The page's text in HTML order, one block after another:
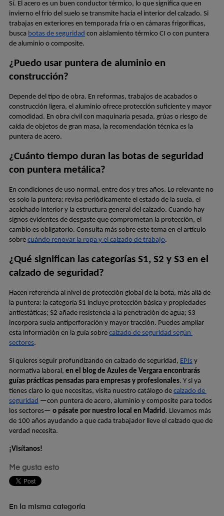
Sí. El acero es un buen conductor térmico, lo que significa que en
invierno el frío del suelo se transmite hacia el interior del calzado. Si
trabajas en exteriores en temporada fría o en cámaras frigoríficas,
busca botas de seguridad con aislamiento térmico CI o con puntera
de aluminio o composite.
¿Puedo usar puntera de aluminio en
construcción?
Depende del tipo de obra. En reformas, trabajos de acabados o
construcción ligera, el aluminio ofrece protección suficiente y mayor
comodidad. En obra civil con maquinaria pesada, grúas o riesgo de
caída de objetos de gran masa, la recomendación técnica es la
puntera de acero.
¿Cuánto tiempo duran las botas de seguridad
con puntera metálica?
En condiciones de uso normal, entre dos y tres años. Lo relevante no
es solo la puntera: revisa periódicamente el estado de la suela, el
acolchado interior y la estructura general del calzado. Cuando hay
signos evidentes de desgaste que comprometan la protección, el
cambio es obligatorio. Consulta más sobre este tema en el artículo
sobre cuándo renovar la ropa y el calzado de trabajo.
¿Qué significan las categorías S1, S2 y S3 en el
calzado de seguridad?
Hacen referencia al nivel de protección global de la bota, más allá de
la puntera: la categoría S1 incluye protección básica y propiedades
antiestáticas; S2 añade resistencia a la penetración de agua; S3
incorpora suela antiperforación y mayor tracción. Puedes ampliar
esta información en la guía sobre calzado de seguridad según
sectores.
Si quieres seguir profundizando en calzado de seguridad, EPIs y
normativa laboral, en el blog de Azules de Vergara encontrarás
guías prácticas pensadas para empresas y profesionales. Y si ya
tienes claro lo que necesitas, visita nuestro catálogo de calzado de
seguridad —con puntera de acero, aluminio y composite para todos
los sectores— o pásate por nuestro local en Madrid . Llevamos más
de 100 años ayudando a que cada trabajador lleve el calzado que de
verdad necesita.
¡Visítanos!
Me gusta esto
En la misma categoría